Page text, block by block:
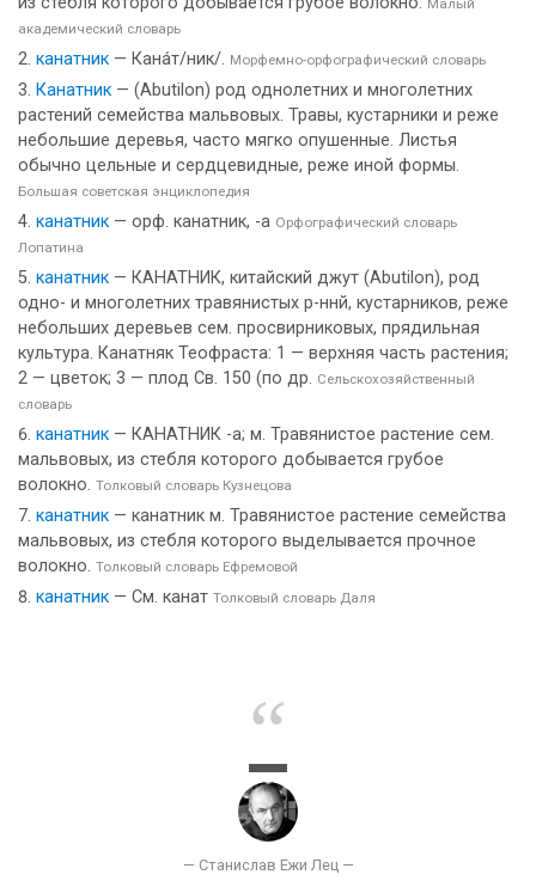
Малый
академический словарь
канатник — Кана́т/ник/. Морфемно-орфографический словарь
Канатник — (Abutilon) род однолетних и многолетних
растений семейства мальвовых. Травы, кустарники и реже
небольшие деревья, часто мягко опушенные. Листья
обычно цельные и сердцевидные, реже иной формы.
Большая советская энциклопедия
канатник — орф. канатник, -а Орфографический словарь
Лопатина
канатник — КАНАТНИК, китайский джут (Abutilon), род
одно- и многолетних травянистых р-ннй, кустарников, реже
небольших деревьев сем. просвирниковых, прядильная
культура. Канатняк Теофраста: 1 — верхняя часть растения;
2 — цветок; 3 — плод Св. 150 (по др. Сельскохозяйственный
словарь
канатник — КАНАТНИК -а; м. Травянистое растение сем.
мальвовых, из стебля которого добывается грубое
волокно. Толковый словарь Кузнецова
канатник — канатник м. Травянистое растение семейства
мальвовых, из стебля которого выделывается прочное
волокно. Толковый словарь Ефремовой
канатник — См. канат Толковый словарь Даля